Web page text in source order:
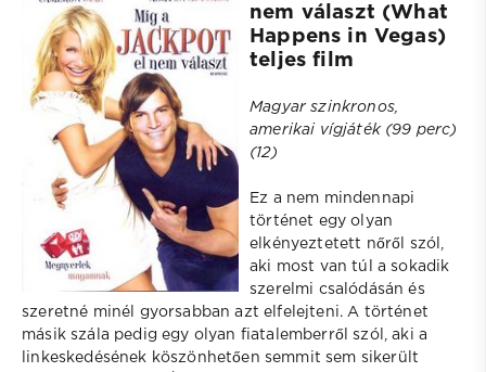
nem választ (What
Happens in Vegas)
teljes film
Magyar szinkronos,
amerikai vígjáték (99 perc)
(12)
Ez a nem mindennapi
történet egy olyan
elkényeztetett nőről szól,
aki most van túl a sokadik
szerelmi csalódásán és
szeretné minél gyorsabban azt elfelejteni. A történet
másik szála pedig egy olyan fiatalemberről szól, aki a
linkeskedésének köszönhetően semmit sem sikerült